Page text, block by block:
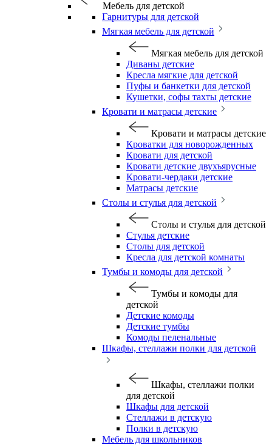
Мебель для детской
Гарнитуры для детской
Мягкая мебель для детской
Мягкая мебель для детской
Диваны детские
Кресла мягкие для детской
Пуфы и банкетки для детской
Кушетки, софы тахты детские
Кровати и матрасы детские
Кровати и матрасы детские
Кроватки для новорожденных
Кровати для детской
Кровати детские двухъярусные
Кровати-чердаки детские
Матрасы детские
Столы и стулья для детской
Столы и стулья для детской
Стулья детские
Столы для детской
Кресла для детской комнаты
Тумбы и комоды для детской
Тумбы и комоды для
детской
Детские комоды
Детские тумбы
Комоды пеленальные
Шкафы, стеллажи полки для детской
Шкафы, стеллажи полки
для детской
Шкафы для детской
Стеллажи в детскую
Полки в детскую
Мебель для школьников